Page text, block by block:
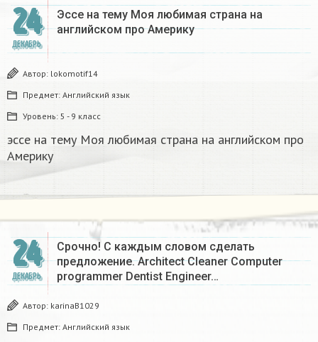
24
ДЕКАБРЬ
Эссе на тему Моя любимая страна на
английском про Америку​
Автор: lokomotif14
Предмет: Английский язык
Уровень: 5 - 9 класс
эссе на тему Моя любимая страна на английском про
Америку​
24
ДЕКАБРЬ
Срочно! С каждым словом сделать
предложение. Architect Cleaner Computer
programmer Dentist Engineer…
Автор: karinaB1029
Предмет: Английский язык